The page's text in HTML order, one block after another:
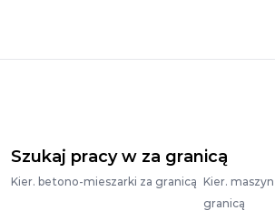
Szukaj pracy w za granicą
Kier. betono-mieszarki za granicą Kier.
granicą